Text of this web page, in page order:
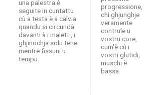
una palestra è
seguite in cuntattu
cù a testa è a calvia
quandu si circundà
davanti à i maletti, i
ghjinochja solu tene
mentre fissuni u
tempu.
progressione,
chì ghjunghje
veramente
contrule u
vostru core,
cum'è cù i
vostri glutidi,
muschi è
bassa.